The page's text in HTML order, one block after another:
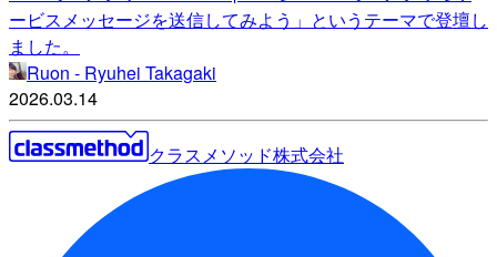
ービスメッセージを送信してみよう」というテーマで登壇し
ました。
Ruon - Ryuhei Takagaki
2026.03.14
クラスメソッド株式会社